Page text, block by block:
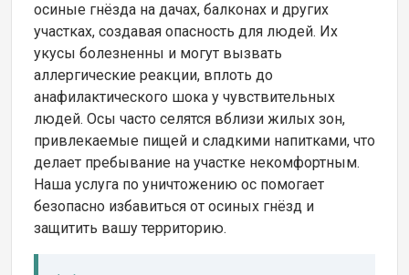
осиные гнёзда на дачах, балконах и других
участках, создавая опасность для людей. Их
укусы болезненны и могут вызвать
аллергические реакции, вплоть до
анафилактического шока у чувствительных
людей. Осы часто селятся вблизи жилых зон,
привлекаемые пищей и сладкими напитками, что
делает пребывание на участке некомфортным.
Наша услуга по уничтожению ос помогает
безопасно избавиться от осиных гнёзд и
защитить вашу территорию.